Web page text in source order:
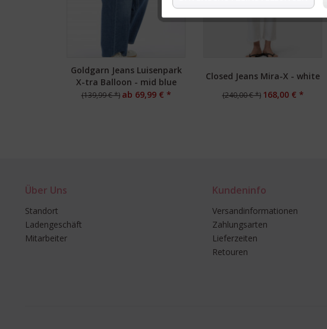
Goldgarn Jeans Luisenpark
X-tra Balloon - mid blue
(139,99 € *) ab 69,99 € *
Closed Jeans Mira-X - white
(240,00 € *) 168,00 € *
Über Uns
Standort
Ladengeschäft
Mitarbeiter
Kundeninfo
Versandinformationen
Zahlungsarten
Lieferzeiten
Retouren